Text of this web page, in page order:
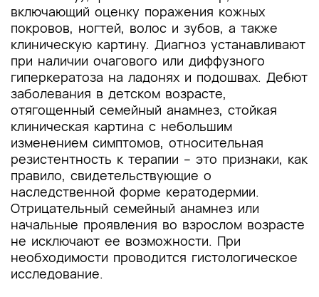
включающий оценку поражения кожных
покровов, ногтей, волос и зубов, а также
клиническую картину. Диагноз устанавливают
при наличии очагового или диффузного
гиперкератоза на ладонях и подошвах. Дебют
заболевания в детском возрасте,
отягощенный семейный анамнез, стойкая
клиническая картина с небольшим
изменением симптомов, относительная
резистентность к терапии – это признаки, как
правило, свидетельствующие о
наследственной форме кератодермии.
Отрицательный семейный анамнез или
начальные проявления во взрослом возрасте
не исключают ее возможности. При
необходимости проводится гистологическое
исследование.